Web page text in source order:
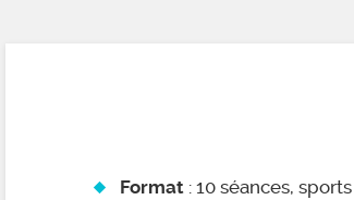
Format : 10 séances,